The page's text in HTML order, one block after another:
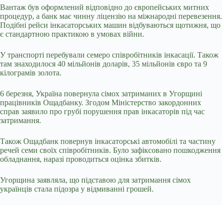
Вантаж був оформлений відповідно до європейських митних
процедур, а банк має чинну ліцензію на міжнародні перевезення.
Подібні рейси інкасаторських машин відбуваються щотижня, що
є стандартною практикою в умовах війни.
У транспорті перебували семеро співробітників інкасації. Також
там знаходилося 40 мільйонів доларів, 35 мільйонів євро та 9
кілограмів золота.
6 березня, Україна повернула сімох затриманих в Угорщині
працівників Ощадбанку. Згодом Міністерство закордонних
справ заявило про грубі порушення прав інкасаторів під час
затримання.
Також Ощадбанк повернув інкасаторські автомобілі та частину
речей семи своїх співробітників. Було зафіксовано пошкодження
обладнання, наразі проводиться оцінка збитків.
Угорщина заявляла, що підставою для затримання сімох
українців стала підозра у відмиванні грошей.